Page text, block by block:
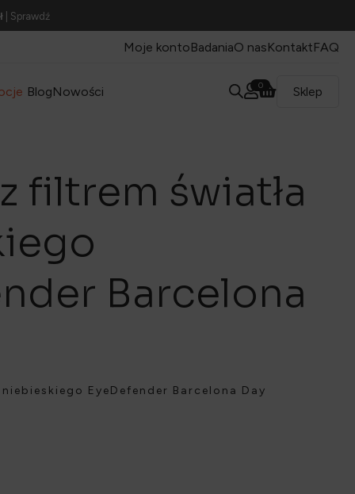
| Sprawdź
Moje kontoBadaniaO nasKontaktFAQ
BlogNowości 0 Sklep
filtrem światła
Barcelona
EyeDefender Barcelona Day